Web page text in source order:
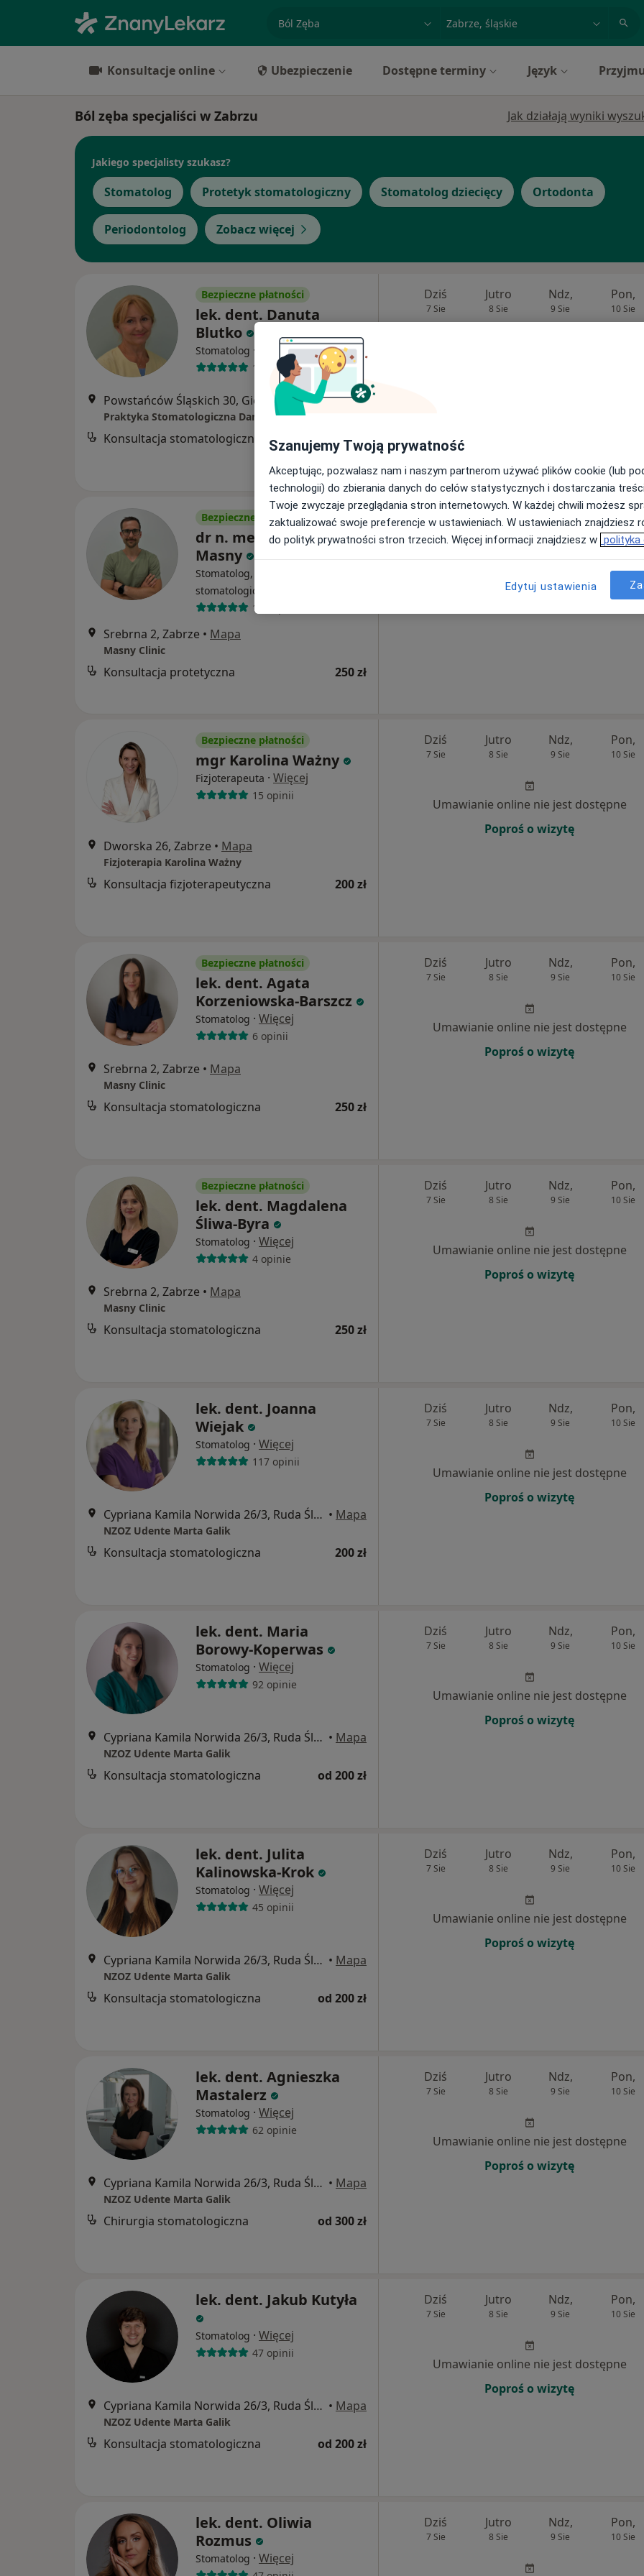
specjalizacja, badanie lub nazwiskomiasto lub dzielnica
Konsultacje online Ubezpieczenie Dostępne terminy Język
Ból zęba specjaliści w Zabrzu Jak działają wyniki
Jakiego specjalisty szukasz?
Stomatolog Protetyk stomatologiczny Stomatolog dziecięcy Ortodonta
Periodontolog Zobacz więcej
Bezpieczne płatności
lek. dent. Danuta
Blutko
Stomatolog · Więcej
131 opinii
Powstańców Śląskich 30, Gierałtowice•Mapa
Praktyka Stomatologiczna Danuta Blutko
Konsultacja stomatologiczna od 50 zł
Dziś
7 Sie
Jutro
8 Sie
Ndz,
9 Sie
Pon,
10 Sie
Bezpieczne płatności
dr n. med. Maciej
Masny
Stomatolog, Protetyk
stomatologiczny
172 opinie
Srebrna 2, Zabrze • Mapa
Masny Clinic
Konsultacja protetyczna 250 zł
Dziś Jutro Ndz, Pon,
10 Sie
Umawianie online nie jest dostępne
Bezpieczne płatności
mgr Karolina Ważny
Fizjoterapeuta · Więcej
15 opinii
Dworska 26, Zabrze • Mapa
Fizjoterapia Karolina Ważny
Konsultacja fizjoterapeutyczna 200 zł
Dziś
7 Sie
Jutro
8 Sie
Ndz,
9 Sie
Pon,
10 Sie
Umawianie online nie jest dostępne
Poproś o wizytę
Bezpieczne płatności
lek. dent. Agata
Korzeniowska-Barszcz
Stomatolog · Więcej
6 opinii
Srebrna 2, Zabrze • Mapa
Masny Clinic
Konsultacja stomatologiczna 250 zł
Dziś
7 Sie
Jutro
8 Sie
Ndz,
9 Sie
Pon,
10 Sie
Umawianie online nie jest dostępne
Poproś o wizytę
Bezpieczne płatności
lek. dent. Magdalena
Śliwa-Byra
Stomatolog · Więcej
4 opinie
Srebrna 2, Zabrze • Mapa
Masny Clinic
Konsultacja stomatologiczna 250 zł
Dziś
7 Sie
Jutro
8 Sie
Ndz,
9 Sie
Pon,
10 Sie
Umawianie online nie jest dostępne
Poproś o wizytę
lek. dent. Joanna
Wiejak
Stomatolog · Więcej
117 opinii
Cypriana Kamila Norwida 26/3, Ruda Śląska • Mapa
NZOZ Udente Marta Galik
Konsultacja stomatologiczna 200 zł
Dziś
7 Sie
Jutro
8 Sie
Ndz,
9 Sie
Pon,
10 Sie
Umawianie online nie jest dostępne
Poproś o wizytę
lek. dent. Maria
Borowy-Koperwas
Stomatolog · Więcej
92 opinie
Cypriana Kamila Norwida 26/3, Ruda Śląska • Mapa
NZOZ Udente Marta Galik
Konsultacja stomatologiczna od 200 zł
Dziś
7 Sie
Jutro
8 Sie
Ndz,
9 Sie
Pon,
10 Sie
Umawianie online nie jest dostępne
Poproś o wizytę
lek. dent. Julita
Kalinowska-Krok
Stomatolog · Więcej
45 opinii
Cypriana Kamila Norwida 26/3, Ruda Śląska • Mapa
NZOZ Udente Marta Galik
Konsultacja stomatologiczna od 200 zł
Dziś
7 Sie
Jutro
8 Sie
Ndz,
9 Sie
Pon,
10 Sie
Umawianie online nie jest dostępne
Poproś o wizytę
lek. dent. Agnieszka
Mastalerz
Stomatolog · Więcej
62 opinie
Cypriana Kamila Norwida 26/3, Ruda Śląska • Mapa
NZOZ Udente Marta Galik
Chirurgia stomatologiczna od 300 zł
Dziś
7 Sie
Jutro
8 Sie
Ndz,
9 Sie
Pon,
10 Sie
Umawianie online nie jest dostępne
Poproś o wizytę
lek. dent. Jakub Kutyła
Stomatolog · Więcej
47 opinii
Cypriana Kamila Norwida 26/3, Ruda Śląska • Mapa
NZOZ Udente Marta Galik
Konsultacja stomatologiczna od 200 zł
Dziś
7 Sie
Jutro
8 Sie
Ndz,
9 Sie
Pon,
10 Sie
Umawianie online nie jest dostępne
Poproś o wizytę
lek. dent. Oliwia
Rozmus
Stomatolog · Więcej
Dziś
7 Sie
Jutro
8 Sie
Ndz,
9 Sie
Pon,
10 Sie
Szanujemy Twoją prywatność
Akceptując, pozwalasz nam i naszym partnerom używać plików cookie (lub
technologii) do zbierania danych do celów statystycznych i dostarczania
Twoje zwyczaje przeglądania stron internetowych. W każdej chwili możesz
zaktualizować swoje preferencje w ustawieniach. W ustawieniach znajdziesz
do polityk prywatności stron trzecich. Więcej informacji znajdziesz w polityka
Edytuj ustawienia